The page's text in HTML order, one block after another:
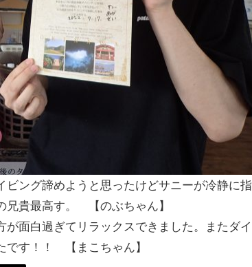
ング諦めようと思ったけどサニーが冷静に指
兄貴最高す。 【のぶちゃん】
面白過ぎてリラックスできました。またダイ
です！！ 【まこちゃん】